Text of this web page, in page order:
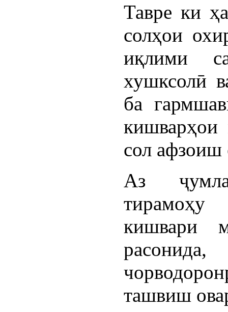
Тавре ки
солҳои
иқлими
хушксолӣ
ба
сол афзоиш
Аз
тирамоҳу
кишвари
расонида,
ташвиш